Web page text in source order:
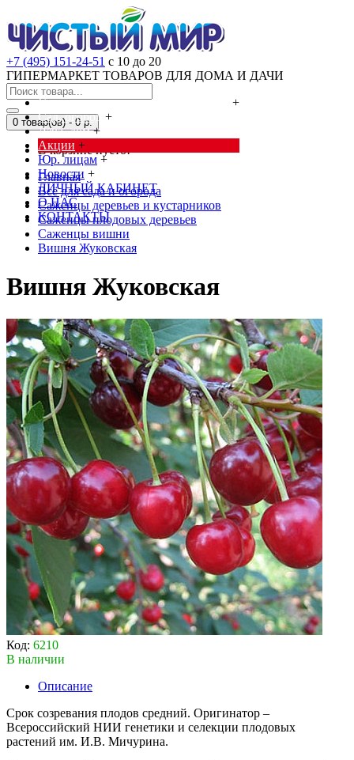
+7 (495) 151-24-51 с 10 до 20
ГИПЕРМАРКЕТ ТОВАРОВ ДЛЯ ДОМА И ДАЧИ
Cредства от насекомых и грызунов
+
Сад, огород +
Дача, дом +
Акции +
Юр. лицам +
Новости +
ЛИЧНЫЙ КАБИНЕТ
О НАС
КОНТАКТЫ
0 товар(ов) - 0 р.
В корзине пусто!
Главная
Всё для сада и огорода
Саженцы деревьев и кустарников
Саженцы плодовых деревьев
Саженцы вишни
Вишня Жуковская
Вишня Жуковская
Код: 6210
В наличии
Описание
Срок созревания плодов средний. Оригинатор –
Всероссийский НИИ генетики и селекции плодовых
растений им. И.В. Мичурина.